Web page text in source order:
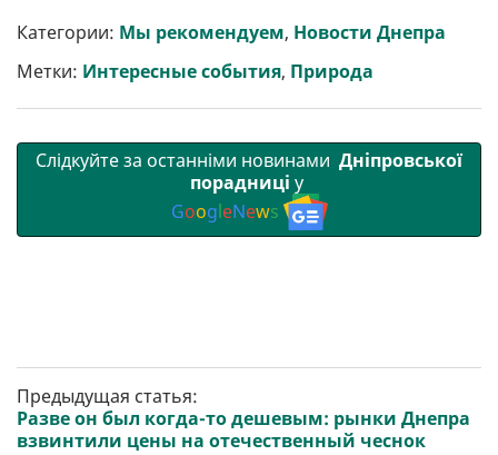
р
и
т
и
b
o
o
k
t
e
r
l g
r
a
m
s
A
p
p
r l
Категории: Мы рекомендуем, Новости Днепра
Метки: Интересные события, Природа
Слідкуйте за останніми новинами Дніпровської
порадниці у
GoogleNews
Предыдущая статья:
Разве он был когда-то дешевым: рынки Днепра
взвинтили цены на отечественный чеснок